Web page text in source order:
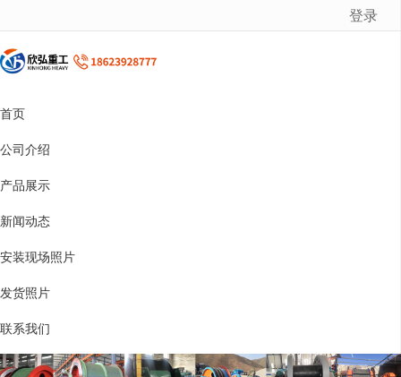
很遗憾，因您的浏览器版本过低导致无法获得最佳浏览体验，推荐下载安装谷歌浏览器！
登录
首页
公司介绍
产品展示
新闻动态
安装现场照片
发货照片
联系我们